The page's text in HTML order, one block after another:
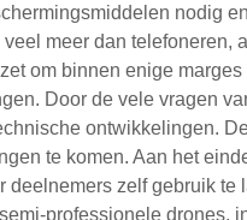
nodig
meer dan telefoneren,
om binnen enige
Door de vele vragen
ontwikkelingen.
te komen. Aan het
zelf gebruik
professionele drones,